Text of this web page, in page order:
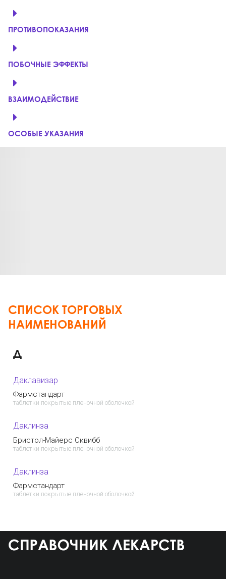
ПРОТИВОПОКАЗАНИЯ
ПОБОЧНЫЕ ЭФФЕКТЫ
ВЗАИМОДЕЙСТВИЕ
ОСОБЫЕ УКАЗАНИЯ
СПИСОК ТОРГОВЫХ
НАИМЕНОВАНИЙ
Д
Даклавизар
Фармстандарт
таблетки покрытые пленочной оболочкой
Даклинза
Бристол-Майерс Сквибб
таблетки покрытые пленочной оболочкой
Даклинза
Фармстандарт
таблетки покрытые пленочной оболочкой